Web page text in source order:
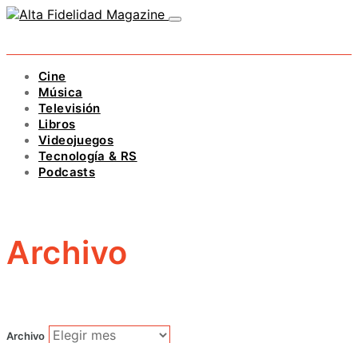
Cine
Música
Televisión
Libros
Videojuegos
Tecnología & RS
Podcasts
Archivo
Archivo